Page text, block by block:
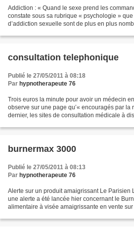
Addiction : « Quand le sexe prend les
constate sous sa rubrique « psychologie »
d’addiction sexuelle sont de plus en plus
consultation telephonique
Publié le 27/05/2011 à 08:18
Par hypnotherapeute 76
Trois euros la minute pour avoir un médecin
observe sur une page qu’« encouragés par la
dernier, les sites de consultation médicale à
burnermax 3000
Publié le 27/05/2011 à 08:13
Par hypnotherapeute 76
Alerte sur un produit amaigrissant Le Parisien
une alerte a été lancée hier concernant le
alimentaire à visée amaigrissante en vente